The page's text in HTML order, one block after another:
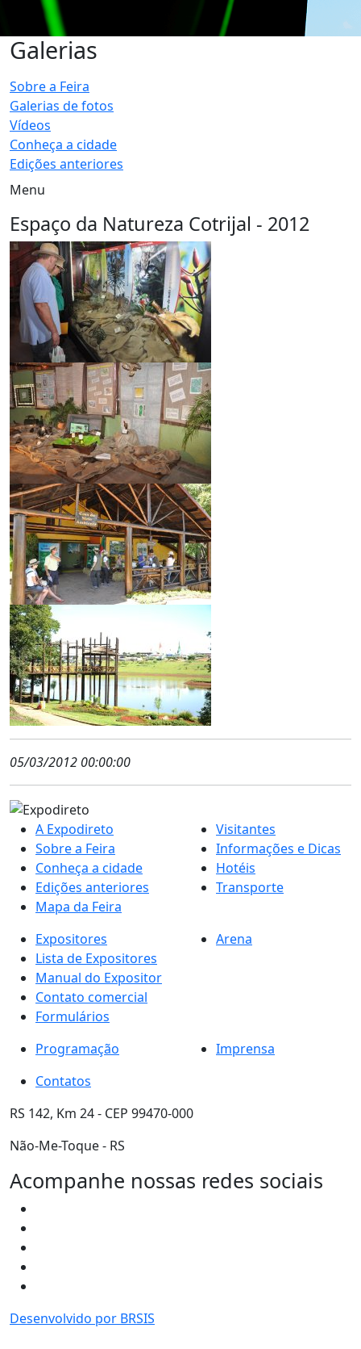
Galerias
Sobre a Feira
Galerias de fotos
Vídeos
Conheça a cidade
Edições anteriores
Menu
Espaço da Natureza Cotrijal - 2012
05/03/2012 00:00:00
A Expodireto
Sobre a Feira
Conheça a cidade
Edições anteriores
Mapa da Feira
Visitantes
Informações e Dicas
Hotéis
Transporte
Expositores
Lista de Expositores
Manual do Expositor
Contato comercial
Formulários
Arena
Programação
Imprensa
Contatos
RS 142, Km 24 - CEP 99470-000
Não-Me-Toque - RS
Acompanhe nossas redes sociais
Desenvolvido por BRSIS